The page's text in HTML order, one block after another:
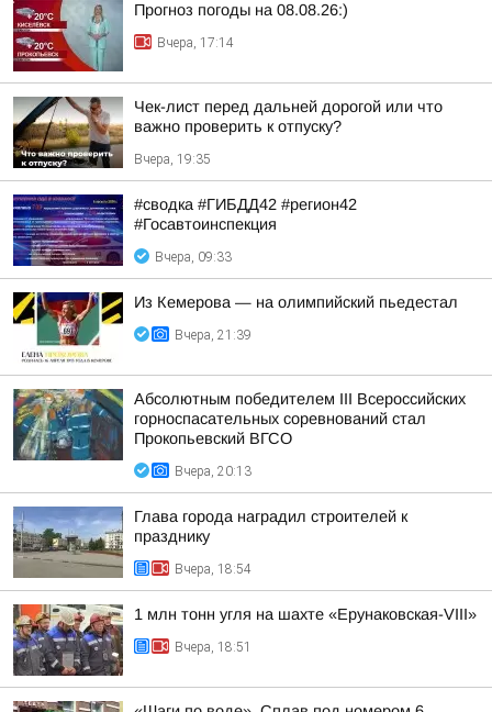
Прогноз погоды на 08.08.26:)
Вчера, 17:14
Чек-лист перед дальней дорогой или что
важно проверить к отпуску?
Вчера, 19:35
#сводка #ГИБДД42 #регион42
#Госавтоинспекция
Вчера, 09:33
Из Кемерова — на олимпийский пьедестал
Вчера, 21:39
Абсолютным победителем III Всероссийских
горноспасательных соревнований стал
Прокопьевский ВГСО
Вчера, 20:13
Глава города наградил строителей к
празднику
Вчера, 18:54
1 млн тонн угля на шахте «Ерунаковская-VIII»
Вчера, 18:51